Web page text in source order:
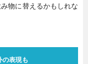
物に替えるかもしれな
表現も